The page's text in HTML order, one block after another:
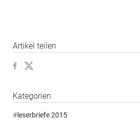
Artikel teilen
Kategorien
#leserbriefe 2015